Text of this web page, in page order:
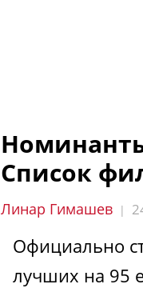
Список
Линар Гимашев |
Официально
лучших на 95